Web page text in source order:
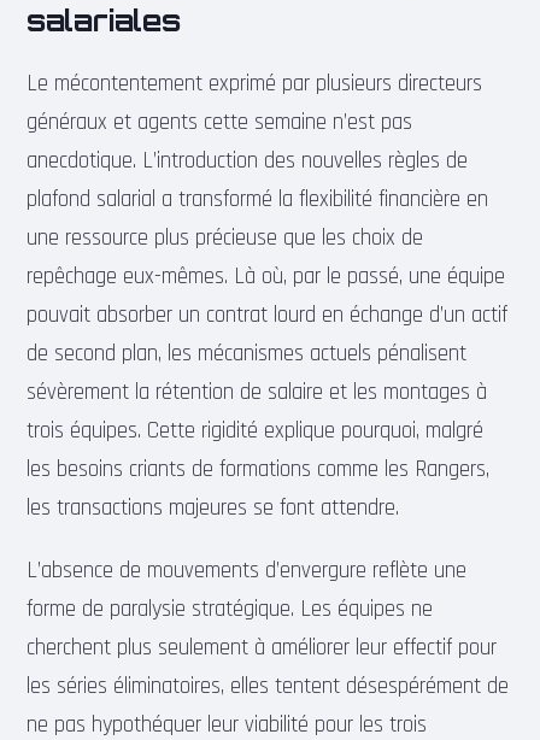
salariales
Le mécontentement exprimé par plusieurs directeurs
généraux et agents cette semaine n’est pas
anecdotique. L’introduction des nouvelles règles de
plafond salarial a transformé la flexibilité financière en
une ressource plus précieuse que les choix de
repêchage eux-mêmes. Là où, par le passé, une équipe
pouvait absorber un contrat lourd en échange d’un actif
de second plan, les mécanismes actuels pénalisent
sévèrement la rétention de salaire et les montages à
trois équipes. Cette rigidité explique pourquoi, malgré
les besoins criants de formations comme les Rangers,
les transactions majeures se font attendre.
L’absence de mouvements d’envergure reflète une
forme de paralysie stratégique. Les équipes ne
cherchent plus seulement à améliorer leur effectif pour
les séries éliminatoires, elles tentent désespérément de
ne pas hypothéquer leur viabilité pour les trois